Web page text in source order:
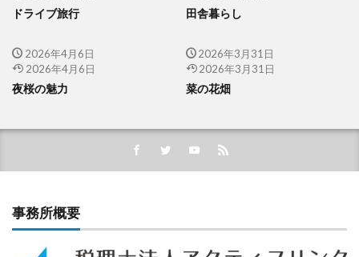
ドライブ旅行 田舎暮らし
2026年4月6日
2026年4月6日
夜桜の魅力
2026年3月31日
2026年3月31日
菜の花畑
事務所概要